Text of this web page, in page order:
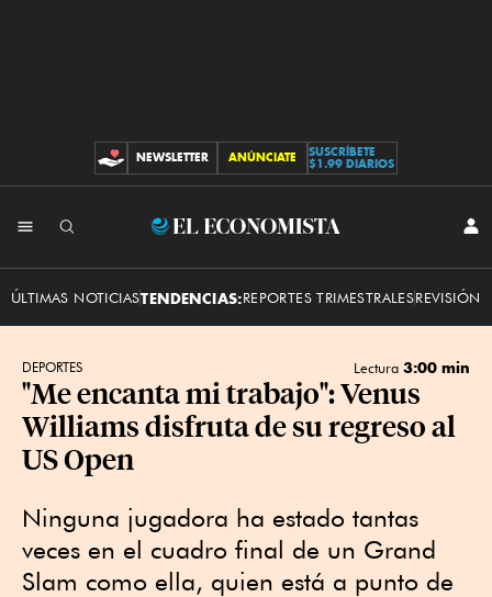
CONTRIBUCIONES
NEWSLETTER ANÚNCIATE
SUSCRÍBETE
$1.99 DIARIOS
El
ÚLTIMAS NOTICIASTENDENCIAS:REPORTES TRIMESTRALESREVISIÓN
DEPORTES Lectura 3:00 min
"Me encanta mi trabajo": Venus
Williams disfruta de su regreso al
US Open
Ninguna jugadora ha estado tantas
veces en el cuadro final de un Grand
Slam como ella, quien está a punto de